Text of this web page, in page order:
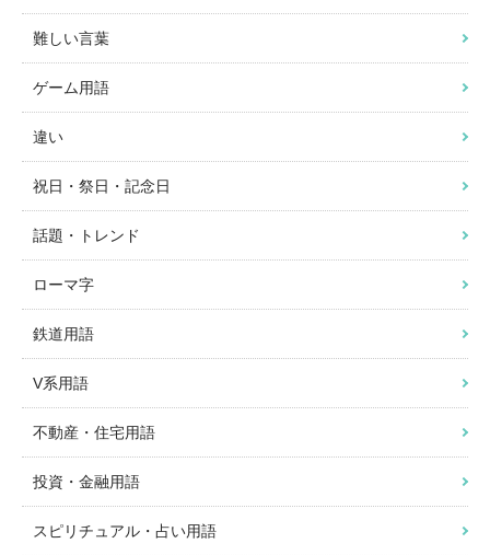
難しい言葉
ゲーム用語
違い
祝日・祭日・記念日
話題・トレンド
ローマ字
鉄道用語
V系用語
不動産・住宅用語
投資・金融用語
スピリチュアル・占い用語